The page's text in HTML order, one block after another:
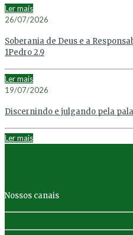
Ler mais
26/07/2026
Soberania de Deus e a
1Pedro 2.9
Ler mais
19/07/2026
Discernindo e julgando pela
Ler mais
Nossos canais